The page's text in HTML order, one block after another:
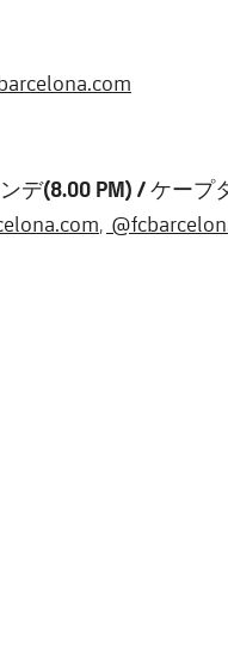
デ(8.00 PM) / ケープ
,